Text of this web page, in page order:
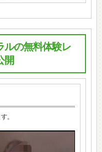
ルの無料体験レ
開
。